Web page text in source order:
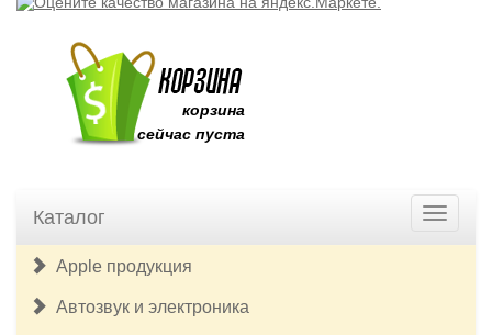
корзина
сейчас пуста
Каталог
Apple продукция
Автозвук и электроника